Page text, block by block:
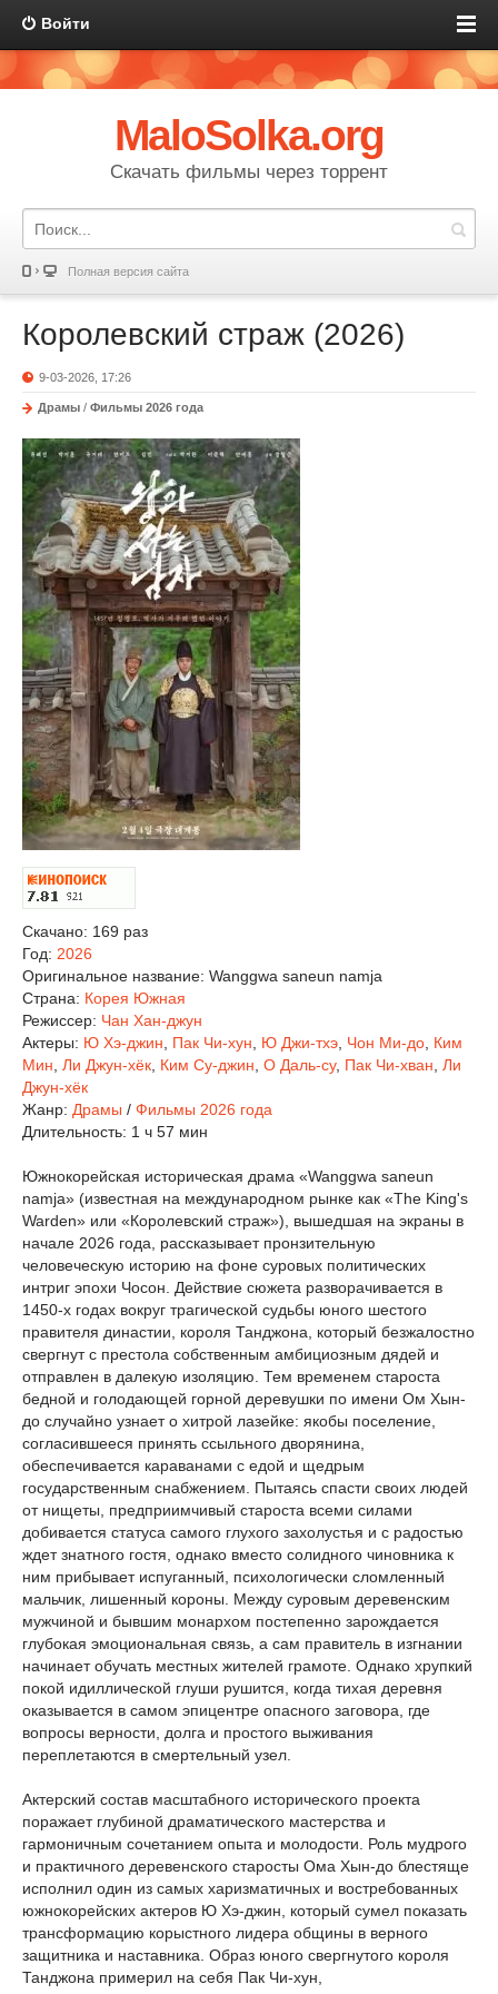
Войти
MaloSolka.org
Скачать фильмы через торрент
Полная версия сайта
Королевский страж (2026)
9-03-2026, 17:26
Драмы / Фильмы 2026 года
Скачано: 169 раз
Год: 2026
Оригинальное название: Wanggwa saneun namja
Страна: Корея Южная
Режиссер: Чан Хан-джун
Актеры: Ю Хэ-джин Пак Чи-хун Ю Джи-тхэ Чон Ми-до Ким
Мин Ли Джун-хёк Ким Су-джин О Даль-су, Пак Чи-хван Ли
Джун-хёк
Жанр: Драмы / Фильмы 2026 года
Длительность: 1 ч 57 мин
Южнокорейская историческая драма «Wanggwa saneun
namja» (известная на международном рынке как «The King's
Warden» или «Королевский страж»), вышедшая на экраны в
начале 2026 года, рассказывает пронзительную
человеческую историю на фоне суровых политических
интриг эпохи Чосон. Действие сюжета разворачивается в
1450-х годах вокруг трагической судьбы юного шестого
правителя династии, короля Танджона, который безжалостно
свергнут с престола собственным амбициозным дядей и
отправлен в далекую изоляцию. Тем временем староста
бедной и голодающей горной деревушки по имени Ом Хын-
до случайно узнает о хитрой лазейке: якобы поселение,
согласившееся принять ссыльного дворянина,
обеспечивается караванами с едой и щедрым
государственным снабжением. Пытаясь спасти своих людей
от нищеты, предприимчивый староста всеми силами
добивается статуса самого глухого захолустья и с радостью
ждет знатного гостя, однако вместо солидного чиновника к
ним прибывает испуганный, психологически сломленный
мальчик, лишенный короны. Между суровым деревенским
мужчиной и бывшим монархом постепенно зарождается
глубокая эмоциональная связь, а сам правитель в изгнании
начинает обучать местных жителей грамоте. Однако хрупкий
покой идиллической глуши рушится, когда тихая деревня
оказывается в самом эпицентре опасного заговора, где
вопросы верности, долга и простого выживания
переплетаются в смертельный узел.
Актерский состав масштабного исторического проекта
поражает глубиной драматического мастерства и
гармоничным сочетанием опыта и молодости. Роль мудрого
и практичного деревенского старосты Ома Хын-до блестяще
исполнил один из самых харизматичных и востребованных
южнокорейских актеров Ю Хэ-джин, который сумел показать
трансформацию корыстного лидера общины в верного
защитника и наставника. Образ юного свергнутого короля
Танджона примерил на себя Пак Чи-хун,